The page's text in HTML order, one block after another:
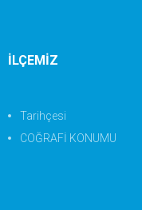
İLÇEMİZ
Tarihçesi
COĞRAFİ KONUMU